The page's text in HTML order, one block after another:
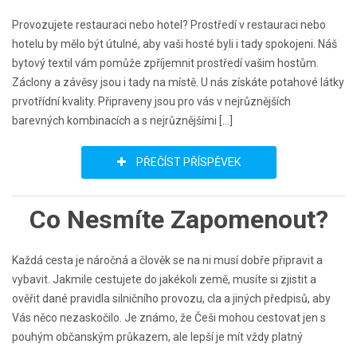
Provozujete restauraci nebo hotel? Prostředí v restauraci nebo
hotelu by mělo být útulné, aby vaši hosté byli i tady spokojeni. Náš
bytový textil vám pomůže zpříjemnit prostředí vašim hostům.
Záclony a závěsy jsou i tady na místě. U nás získáte potahové látky
prvotřídní kvality. Připraveny jsou pro vás v nejrůznějších
barevných kombinacích a s nejrůznějšími […]
PŘEČÍST PŘÍSPĚVEK
Co Nesmíte Zapomenout?
Každá cesta je náročná a člověk se na ni musí dobře připravit a
vybavit. Jakmile cestujete do jakékoli země, musíte si zjistit a
ověřit dané pravidla silničního provozu, cla a jiných předpisů, aby
Vás něco nezaskočilo. Je známo, že Češi mohou cestovat jen s
pouhým občanským průkazem, ale lepší je mít vždy platný